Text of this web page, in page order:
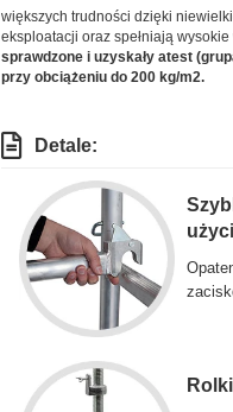
większych trudności dzięki
eksploatacji oraz spełniają
sprawdzone i uzyskały atest
przy obciążeniu do 200 kg/m2.
Detale: